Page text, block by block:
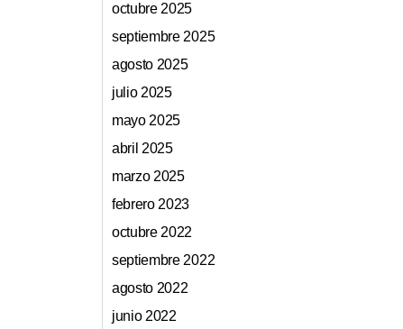
octubre 2025
septiembre 2025
agosto 2025
julio 2025
mayo 2025
abril 2025
marzo 2025
febrero 2023
octubre 2022
septiembre 2022
agosto 2022
junio 2022